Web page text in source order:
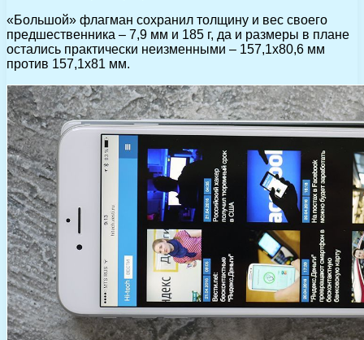
«Большой» флагман сохранил толщину и вес своего
предшественника – 7,9 мм и 185 г, да и размеры в плане
остались практически неизменными – 157,1х80,6 мм
против 157,1х81 мм.